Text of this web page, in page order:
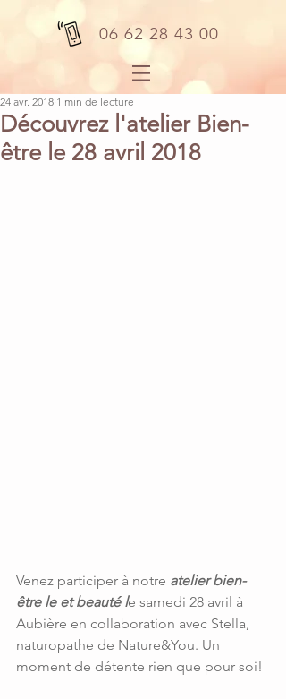
06 62 28 43 00
Découvrez l'atelier Bien-
être le 28 avril 2018
24 avr. 2018 1 min de lecture
Venez participer à notre atelier bien-
être le et beauté le samedi 28 avril à
Aubière en collaboration avec Stella,
naturopathe de Nature&You. Un
moment de détente rien que pour soi!